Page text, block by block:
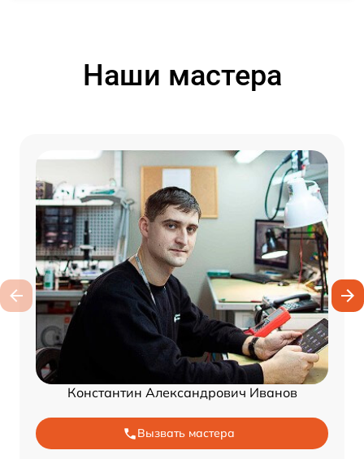
Наши мастера
Константин Александрович Иванов
Вызвать мастера